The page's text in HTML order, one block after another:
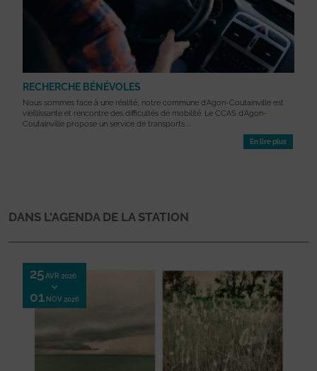
RECHERCHE BÉNÉVOLES
Nous sommes face à une réalité, notre commune d’Agon-Coutainville est
vieillissante et rencontre des difficultés de mobilité. Le CCAS d’Agon-
Coutainville propose un service de transports ...
En lire plus
DANS L'AGENDA DE LA STATION
25 AVR 2026
01 NOV 2026